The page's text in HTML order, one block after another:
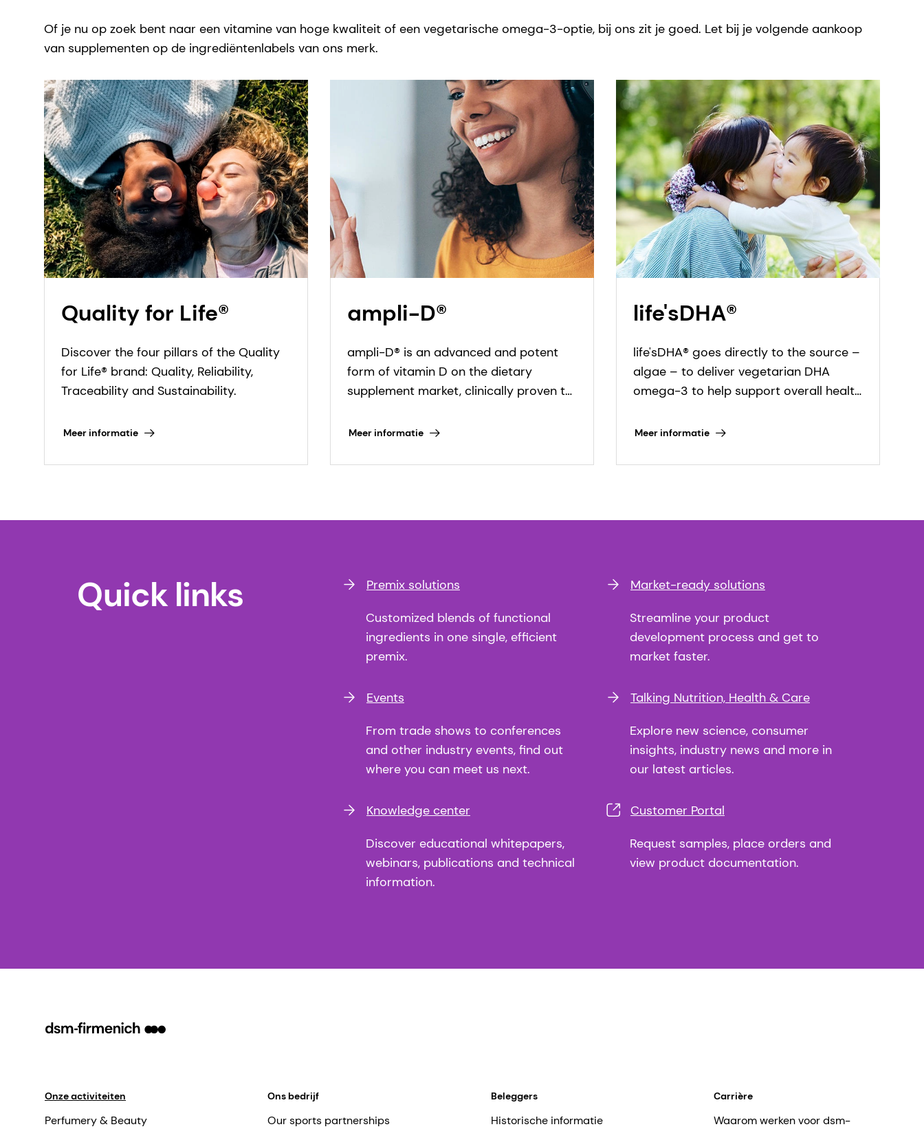
Of je nu op zoek bent naar een vitamine van hoge kwaliteit of een vegetarische omega-3-optie, bij ons zit je goed. Let bij je volgende aankoop
van supplementen op de ingrediëntenlabels van ons merk.
Quality for Life®
Discover the four pillars of the Quality
for Life® brand: Quality, Reliability,
Traceability and Sustainability.
Meer informatie
ampli-D®
ampli-D® is an advanced and potent
form of vitamin D on the dietary
supplement market, clinically proven to
times faster.
Meer informatie
life'sDHA®
life'sDHA® goes directly to the source –
algae – to deliver vegetarian DHA
omega-3 to help support overall health
Meer informatie
Quick links
Premix solutions
Customized blends of functional
ingredients in one single, efficient
premix.
Market-ready solutions
Streamline your product
development process and get to
market faster.
Events
From trade shows to conferences
and other industry events, find out
where you can meet us next.
Talking Nutrition, Health & Care
Explore new science, consumer
insights, industry news and more in
our latest articles.
Knowledge center
Discover educational whitepapers,
webinars, publications and technical
information.
Customer Portal
Request samples, place orders and
view product documentation.
Onze activiteiten
Perfumery & Beauty
Ons bedrijf
Our sports partnerships
Beleggers
Historische informatie
Carrière
Waarom werken voor dsm-